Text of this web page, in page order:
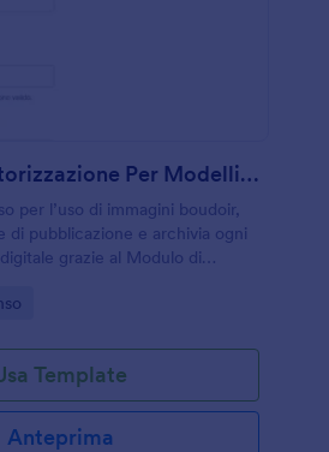
Modulo Di Autorizzazione Per Modelli Boudoir
per l’uso di immagini boudoir,
di pubblicazione e archivia ogni
grazie al Modulo di
Template
Anteprima